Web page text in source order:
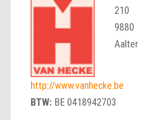
210
9880
Aalter
http://www.vanhecke.be
BTW: BE 0418942703